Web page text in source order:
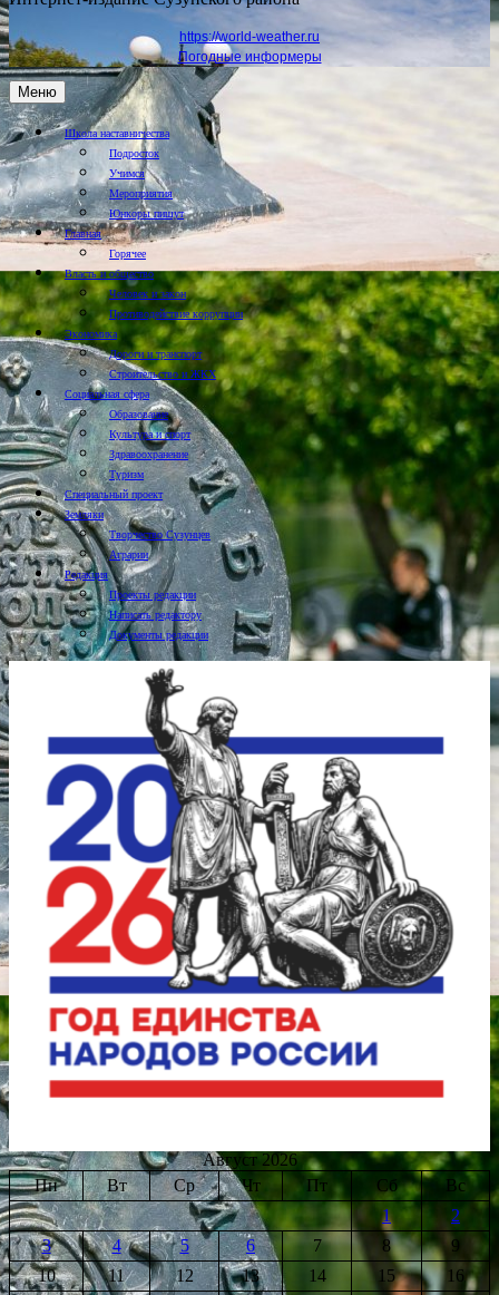
https://world-weather.ru
Погодные информеры
Меню
Школа наставничества
Подросток
Учимся
Мероприятия
Юнкоры пишут
Главная
Горячее
Власть и общество
Человек и закон
Противодействие коррупции
Экономика
Дороги и транспорт
Строительство и ЖКХ
Социальная сфера
Образование
Культура и спорт
Здравоохранение
Туризм
Специальный проект
Земляки
Творчество Сузунцев
Аграрии
Редакция
Проекты редакции
Написать редактору
Документы редакции
Август 2026
Пн
Вт Ср Чт Пт Сб
Вс
1
2
3
4 5 6 7 8
9
10
11 12 13 14 15
16